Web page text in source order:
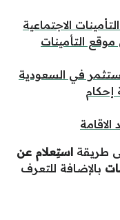
الاجتماعية
التأمينات
في السعودية
إحكام
طريقة استِعلام عن
بالإضافة للتعرف